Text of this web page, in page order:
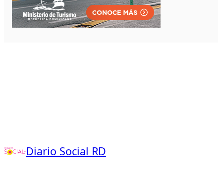
Diario Social RD